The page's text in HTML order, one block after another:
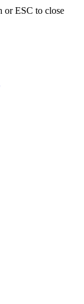
or ESC to close